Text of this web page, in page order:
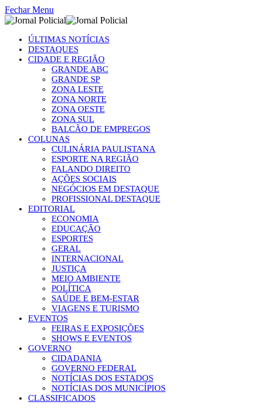
Fechar Menu
ÚLTIMAS NOTÍCIAS
DESTAQUES
CIDADE E REGIÃO
GRANDE ABC
GRANDE SP
ZONA LESTE
ZONA NORTE
ZONA OESTE
ZONA SUL
BALCÃO DE EMPREGOS
COLUNAS
CULINÁRIA PAULISTANA
ESPORTE NA REGIÃO
FALANDO DIREITO
AÇÕES SOCIAIS
NEGÓCIOS EM DESTAQUE
PROFISSIONAL DESTAQUE
EDITORIAL
ECONOMIA
EDUCAÇÃO
ESPORTES
GERAL
INTERNACIONAL
JUSTIÇA
MEIO AMBIENTE
POLÍTICA
SAÚDE E BEM-ESTAR
VIAGENS E TURISMO
EVENTOS
FEIRAS E EXPOSIÇÕES
SHOWS E EVENTOS
GOVERNO
CIDADANIA
GOVERNO FEDERAL
NOTÍCIAS DOS ESTADOS
NOTÍCIAS DOS MUNICÍPIOS
CLASSIFICADOS